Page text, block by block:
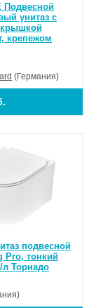
Подвесной
унитаз с
крепежом
(Германия)
подвесной
Pro, тонкий
л Торнадо